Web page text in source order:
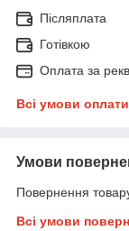
Післяплата
Готівкою
Оплата за
Всі умови оплати
Умови
Повернення
Всі умови